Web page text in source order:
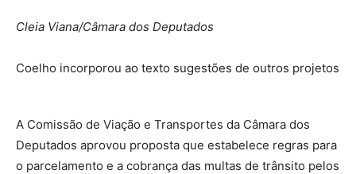
Cleia Viana/Câmara dos Deputados
Coelho incorporou ao texto sugestões de outros projetos
A Comissão de Viação e Transportes da Câmara dos
Deputados aprovou proposta que estabelece regras para
o parcelamento e a cobrança das multas de trânsito pelos